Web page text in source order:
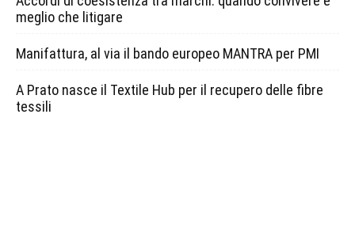
meglio che litigare
Manifattura, al via il bando europeo MANTRA per PMI
A Prato nasce il Textile Hub per il recupero delle fibre
tessili